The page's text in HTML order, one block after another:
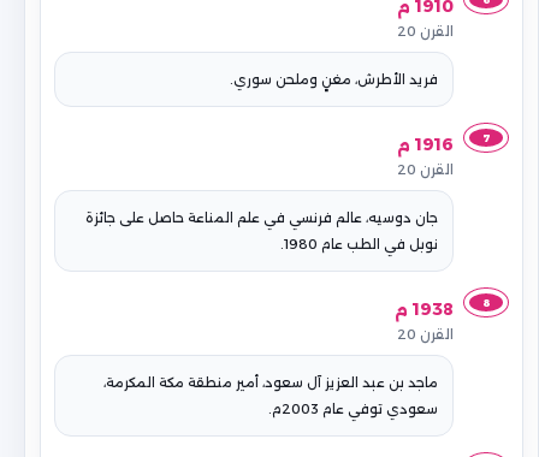
1910 م
القرن 20
فريد الأطرش، مغنٍ وملحن سوري.
7 1916 م
القرن 20
جان دوسيه، عالم فرنسي في علم المناعة حاصل على جائزة
نوبل في الطب عام 1980.
8 1938 م
القرن 20
ماجد بن عبد العزيز آل سعود، أمير منطقة مكة المكرمة،
سعودي توفي عام 2003م.